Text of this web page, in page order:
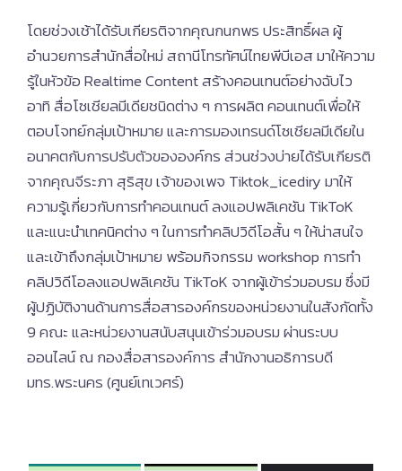
โดยช่วงเช้าได้รับเกียรติจากคุณกนกพร ประสิทธิ์ผล ผู้
อำนวยการสำนักสื่อใหม่ สถานีโทรทัศน์ไทยพีบีเอส มาให้ความ
รู้ในหัวข้อ Realtime Content สร้างคอนเทนต์อย่างฉับไว
อาทิ สื่อโซเชียลมีเดียชนิดต่าง ๆ การผลิต คอนเทนต์เพื่อให้
ตอบโจทย์กลุ่มเป้าหมาย และการมองเทรนด์โซเชียลมีเดียใน
อนาคตกับการปรับตัวขององค์กร ส่วนช่วงบ่ายได้รับเกียรติ
จากคุณจีระภา สุริสุข เจ้าของเพจ Tiktok_icediry มาให้
ความรู้เกี่ยวกับการทำคอนเทนต์ ลงแอปพลิเคชัน TikToK
และแนะนำเทคนิคต่าง ๆ ในการทำคลิปวิดีโอสั้น ๆ ให้น่าสนใจ
และเข้าถึงกลุ่มเป้าหมาย พร้อมกิจกรรม workshop การทำ
คลิปวิดีโอลงแอปพลิเคชัน TikToK จากผู้เข้าร่วมอบรม ซึ่งมี
ผู้ปฏิบัติงานด้านการสื่อสารองค์กรของหน่วยงานในสังกัดทั้ง
9 คณะ และหน่วยงานสนับสนุนเข้าร่วมอบรม ผ่านระบบ
ออนไลน์ ณ กองสื่อสารองค์การ สำนักงานอธิการบดี
มทร.พระนคร (ศูนย์เทเวศร์)